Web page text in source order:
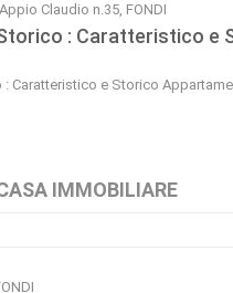
Claudio n.35, FONDI
: Caratteristico e
: Caratteristico e Storico
IMMOBILIARE